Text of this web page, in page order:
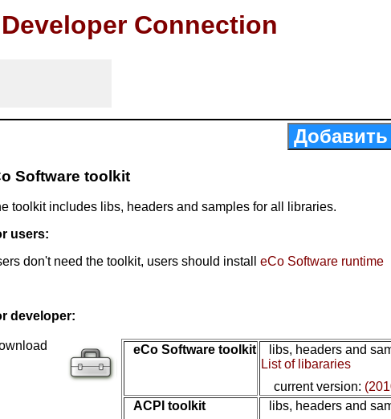
Connection
Software toolkit
toolkit includes libs, headers and samples for all libraries.
users:
don't need the toolkit, users should install eCo Software runtime
developer:
eCo Software toolkit
libs, headers and
List of libararies
current version:
ACPI toolkit
libs, headers and